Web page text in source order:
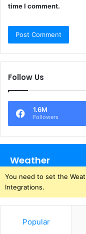
time I comment.
Follow Us
1.6M
Followers
Weather
You need to set the
Integrations.
Popular